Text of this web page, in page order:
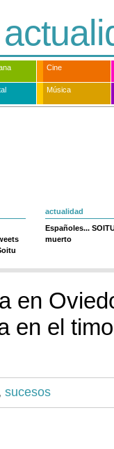
Cine
Música
actualidad
Españoles...
muerto
en
en el
sucesos